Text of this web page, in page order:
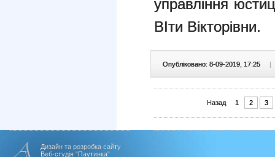
управління
ВІти Вікторівни.
Опубліковано: 8-09-2019, 17:25 |
Назад 1 2 3
Дизайн та розробка сайту
Веб-студія "Паутинка"